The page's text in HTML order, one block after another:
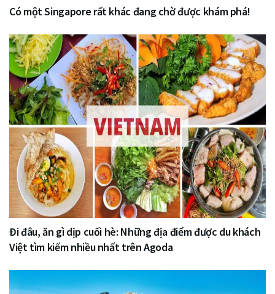
Có một Singapore rất khác đang chờ được khám phá!
Đi đâu, ăn gì dịp cuối hè: Những địa điểm được du khách
Việt tìm kiếm nhiều nhất trên Agoda